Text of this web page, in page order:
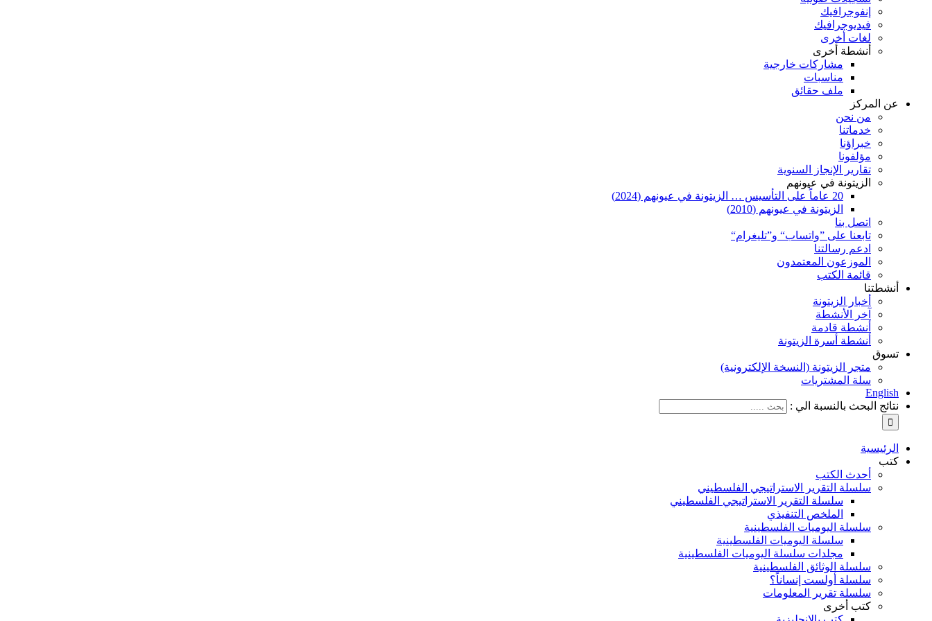
إنفوجرافيك
فيديوجرافيك
لغات أخرى
أنشطة أخرى
مشاركات خارجية
مناسبات
ملف حقائق
عن المركز
من نحن
خدماتنا
خبراؤنا
مؤلفونا
تقارير الإنجاز السنوية
الزيتونة في عيونهم
20 عاماً على التأسيس … الزيتونة في عيونهم (2024)
الزيتونة في عيونهم (2010)
اتصل بنا
تابعنا على ”واتساب“ و”تليغرام“
ادعم رسالتنا
الموزعون المعتمدون
قائمة الكتب
أنشطتنا
أخبار الزيتونة
آخر الأنشطة
أنشطة قادمة
أنشطة أسرة الزيتونة
تسوق
متجر الزيتونة (النسخة الإلكترونية)
سلة المشتريات
English
نتائج البحث بالنسبة الي :
الرئيسية
كتب
أحدث الكتب
سلسلة التقرير الاستراتيجي الفلسطيني
سلسلة التقرير الاستراتيجي الفلسطيني
الملخص التنفيذي
سلسلة اليوميات الفلسطينية
سلسلة اليوميات الفلسطينية
مجلدات سلسلة اليوميات الفلسطينية
سلسلة الوثائق الفلسطينية
سلسلة أولست إنساناً؟
سلسلة تقرير المعلومات
كتب أخرى